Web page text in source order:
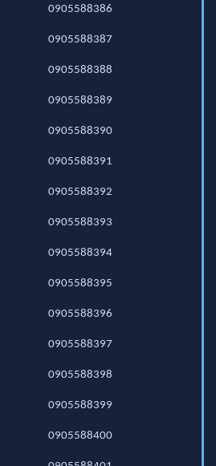
0905588386
0905588387
0905588388
0905588389
0905588390
0905588391
0905588392
0905588393
0905588394
0905588395
0905588396
0905588397
0905588398
0905588399
0905588400